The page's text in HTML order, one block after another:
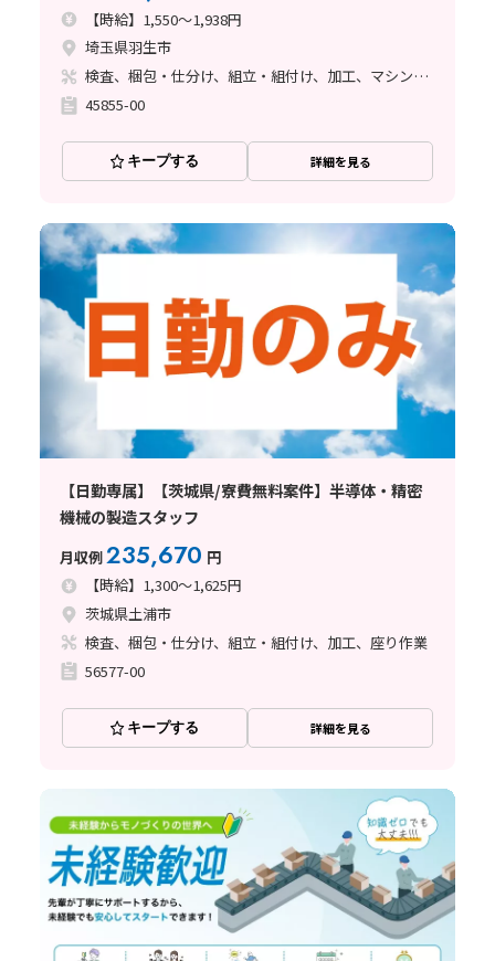
【時給】1,550～1,938円
埼玉県羽生市
検査、梱包・仕分け、組立・組付け、加工、マシンオペレーター
45855-00
キープする 詳細を見る
【日勤専属】【茨城県/寮費無料案件】半導体・精密
機械の製造スタッフ
月収例235,670 円
【時給】1,300～1,625円
茨城県土浦市
検査、梱包・仕分け、組立・組付け、加工、座り作業
56577-00
キープする 詳細を見る